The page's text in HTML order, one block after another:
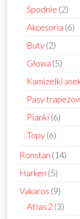
Spodnie 22
Akcesoria 66
Buty 22
Głowa 55
Kamizelki
Pasy
Pianki 66
Topy 66
Ronstan 1414
Harken 55
Vakaros 99
Atlas 2 33